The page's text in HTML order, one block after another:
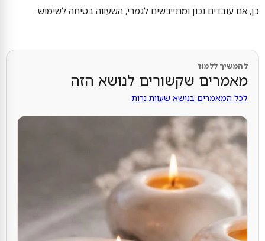
כן, אם עובדים נכון ומתייבשים לגמרי, השעווה בטיחה לשימוש.
להמשיך ללמוד
מאמרים שקשורים לנושא הזה
לכל המאמרים בנושא שעוות נרות